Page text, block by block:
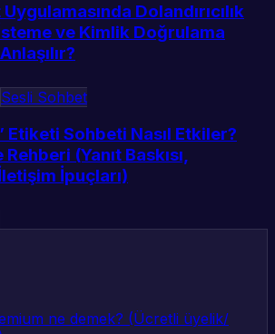
Dolandırıcılık
ve Kimlik Doğrulama
Sesli Sohbet
Etiketi Sohbeti Nasıl Etkiler?
(Yanıt Baskısı,
İpuçları)
ne demek? (Ücretli üyelik/